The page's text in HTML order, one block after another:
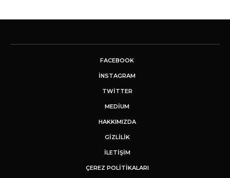
FACEBOOK
INSTAGRAM
TWITTER
MEDIUM
HAKKIMIZDA
GİZLİLİK
İLETIŞIM
ÇEREZ POLITIKALARI